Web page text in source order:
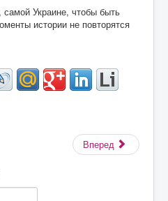
Украине, чтобы быть
истории не повторятся
Вперед